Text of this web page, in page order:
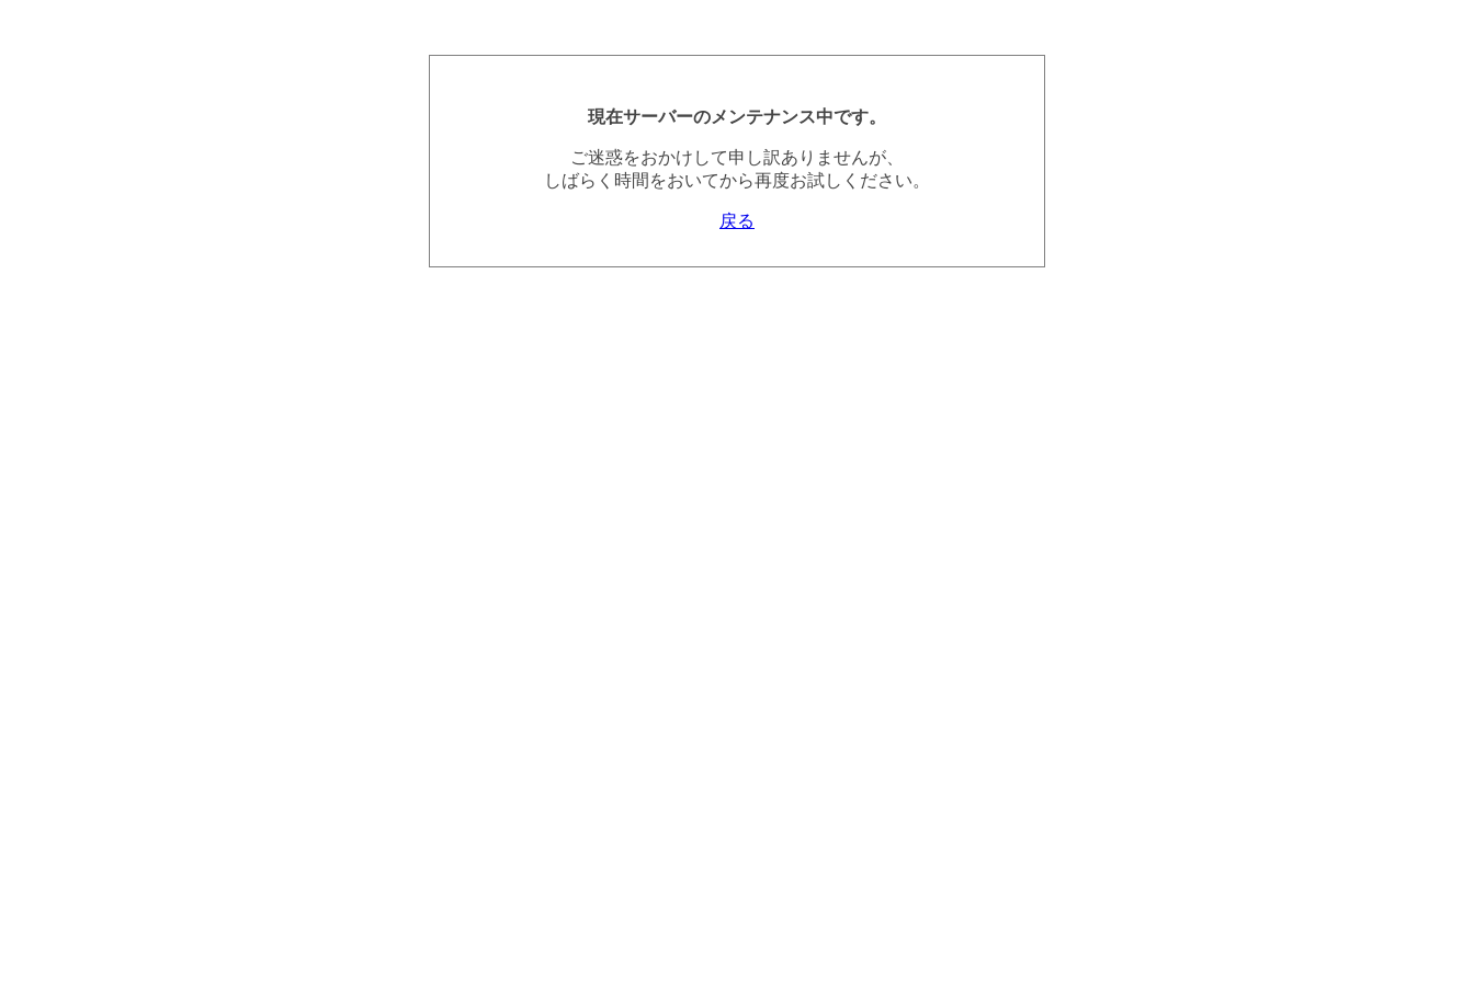
現在サーバーのメンテナンス中です。
ご迷惑をおかけして申し訳ありませんが、
しばらく時間をおいてから再度お試しください。
戻る